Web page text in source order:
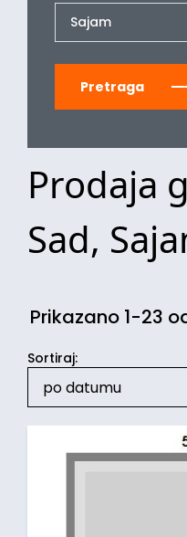
Sajam
Pretraga
Prodaja
Sad,
Prikazano 1-23
Sortiraj:
po datumu